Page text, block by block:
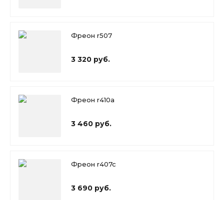
Фреон r507
3 320 руб.
Фреон r410a
3 460 руб.
Фреон r407c
3 690 руб.